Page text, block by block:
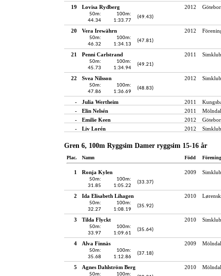
19 Lovisa Rydberg 2012
50m:
44.34
100m:
1:33.77
(49.43)
20 Vera Irewährn 2012
50m:
46.32
100m:
1:34.13
(47.81)
21 Penni Carlstrand 2011
50m:
45.73
100m:
1:34.94
(49.21)
22 Svea Nilsson 2012
50m:
47.86
100m:
1:36.69
(48.83)
- Julia Wertheim 2011
-
Elin Nelsén 2011
-
Emilie Keen 2012
-
Liv Lorén 2012
Gren 6, 100m Ryggsim Damer ryggsim 15-16 år
Plac. Namn Född Förening
1 Ronja Kylen 2009
50m:
31.85
100m:
1:05.22
(33.37)
2 Ida Elisabeth Lihagen 2010
50m:
32.27
100m:
1:08.19
(35.92)
3 Tilda Flyckt 2010
50m:
33.97
100m:
1:09.61
(35.64)
4 Alva Finnäs 2009
50m:
35.68
100m:
1:12.86
(37.18)
5 Agnes Dahlström Berg 2010
50m: 100m: